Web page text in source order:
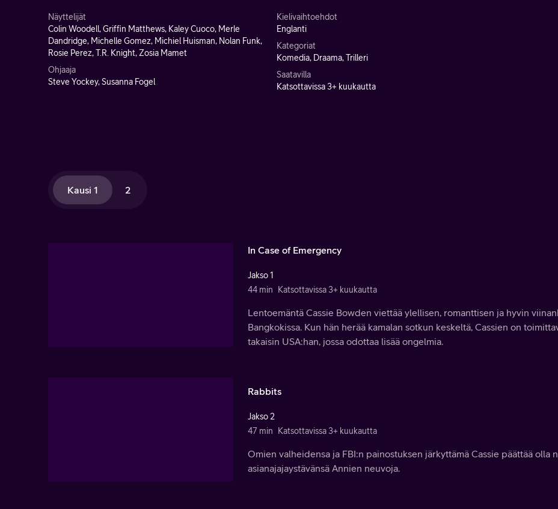
Näyttelijät
Colin Woodell, Griffin Matthews, Kaley Cuoco, Merle
Dandridge, Michelle Gomez, Michiel Huisman, Nolan Funk,
Rosie Perez, T.R. Knight, Zosia Mamet
Ohjaaja
Steve Yockey, Susanna Fogel
Kielivaihtoehdot
Englanti
Kategoriat
Komedia, Draama, Trilleri
Saatavilla
Katsottavissa 3+ kuukautta
Kausi 1 2
In Case of Emergency
Jakso 1
44 min
Katsottavissa 3+ kuukautta
Lentoemäntä Cassie Bowden viettää ylellisen, romanttisen ja hyvin
Bangkokissa. Kun hän herää kamalan sotkun keskeltä, Cassien on
takaisin USA:han, jossa odottaa lisää ongelmia.
Rabbits
Jakso 2
47 min
Katsottavissa 3+ kuukautta
Omien valheidensa ja FBI:n painostuksen järkyttämä Cassie päättää olla
asianajajaystävänsä Annien neuvoja.